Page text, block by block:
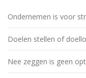
Ondernemen is voor
Doelen stellen of
Nee zeggen is geen